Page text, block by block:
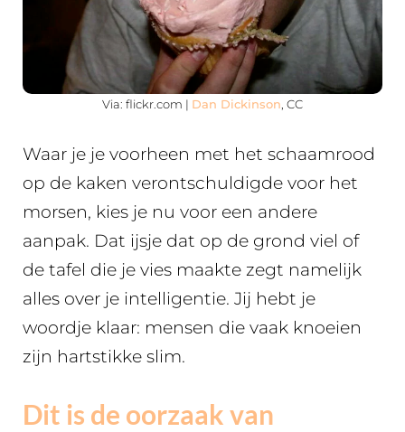
Via: flickr.com | Dan Dickinson, CC
Waar je je voorheen met het schaamrood
op de kaken verontschuldigde voor het
morsen, kies je nu voor een andere
aanpak. Dat ijsje dat op de grond viel of
de tafel die je vies maakte zegt namelijk
alles over je intelligentie. Jij hebt je
woordje klaar: mensen die vaak knoeien
zijn hartstikke slim.
Dit is de oorzaak van